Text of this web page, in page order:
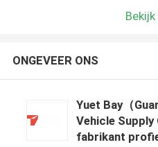
ONGEVEER ONS
Yuet Bay（
Vehicle Supply
fabrikant